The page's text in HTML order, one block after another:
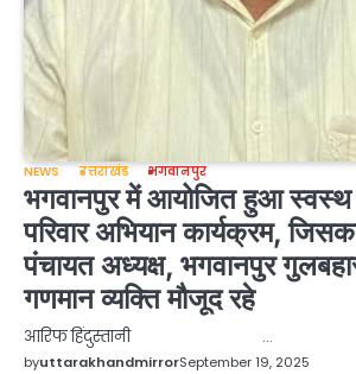
NEWS उत्तराखंड भगवानपुर
भगवानपुर में आयोजित हुआ स्वस्थ
परिवार अभियान कार्यक्रम,
पंचायत अध्यक्ष, भगवानपुर
गणमान व्यक्ति मौजूद रहे
आरिफ हिंदुस्तानी …
byuttarakhandmirrorSeptember 19, 2025